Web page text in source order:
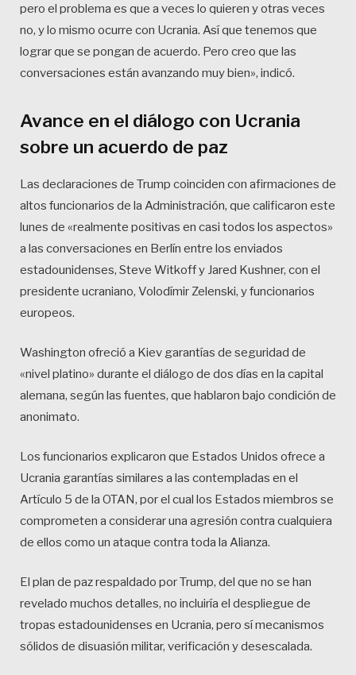
pero el problema es que a veces lo quieren y otras veces
no, y lo mismo ocurre con Ucrania. Así que tenemos que
lograr que se pongan de acuerdo. Pero creo que las
conversaciones están avanzando muy bien», indicó.
Avance en el diálogo con Ucrania
sobre un acuerdo de paz
Las declaraciones de Trump coinciden con afirmaciones de
altos funcionarios de la Administración, que calificaron este
lunes de «realmente positivas en casi todos los aspectos»
a las conversaciones en Berlín entre los enviados
estadounidenses, Steve Witkoff y Jared Kushner, con el
presidente ucraniano, Volodímir Zelenski, y funcionarios
europeos.
Washington ofreció a Kiev garantías de seguridad de
«nivel platino» durante el diálogo de dos días en la capital
alemana, según las fuentes, que hablaron bajo condición de
anonimato.
Los funcionarios explicaron que Estados Unidos ofrece a
Ucrania garantías similares a las contempladas en el
Artículo 5 de la OTAN, por el cual los Estados miembros se
comprometen a considerar una agresión contra cualquiera
de ellos como un ataque contra toda la Alianza.
El plan de paz respaldado por Trump, del que no se han
revelado muchos detalles, no incluiría el despliegue de
tropas estadounidenses en Ucrania, pero sí mecanismos
sólidos de disuasión militar, verificación y desescalada.